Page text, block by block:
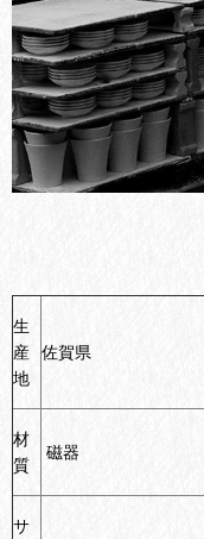
生
産
地
佐賀県
材
質
磁器
サ